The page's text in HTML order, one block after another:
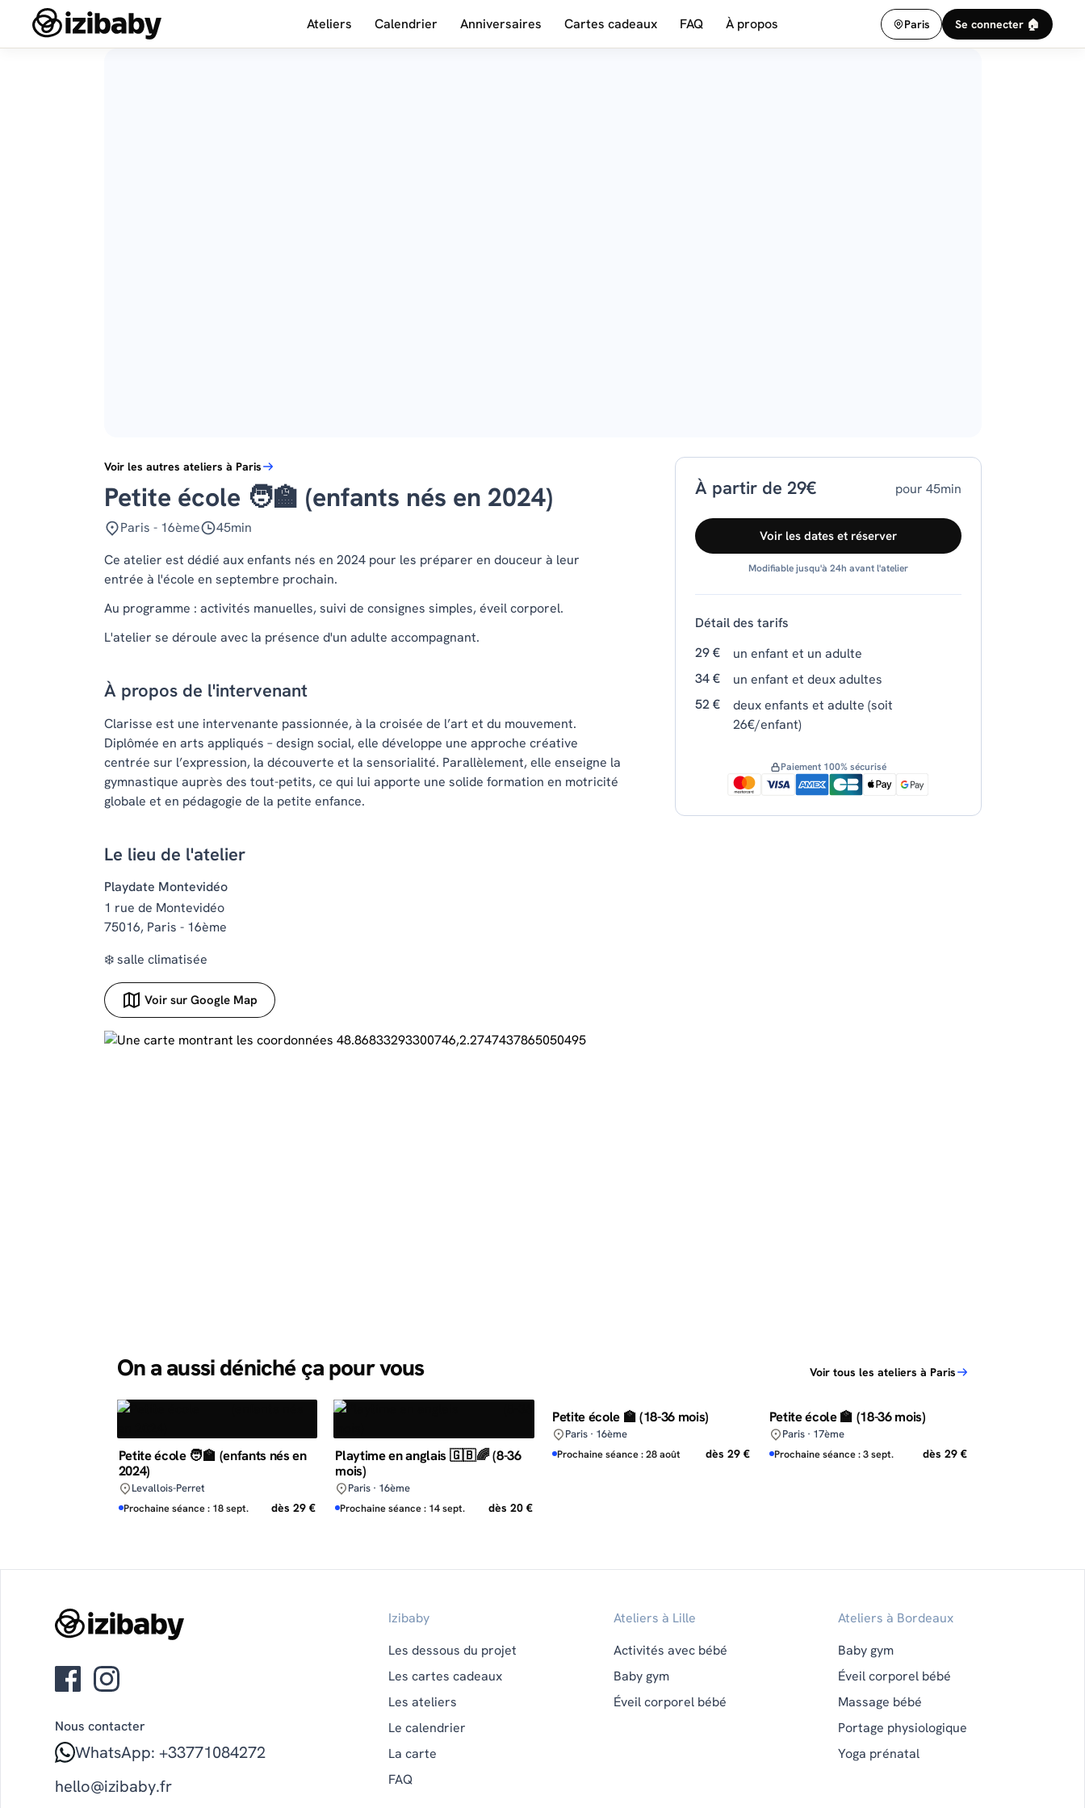
Ateliers Calendrier Anniversaires Cartes cadeaux FAQ À propos Paris Se connecter 🏠
Voir les autres ateliers à Paris
Petite école 🧑‍🏫 (enfants nés en 2024)
Paris - 16ème
45min
Ce atelier est dédié aux enfants nés en 2024 pour les préparer en douceur à leur
entrée à l'école en septembre prochain.
Au programme : activités manuelles, suivi de consignes simples, éveil corporel.
L'atelier se déroule avec la présence d'un adulte accompagnant.
À propos de l'intervenant
Clarisse est une intervenante passionnée, à la croisée de l’art et du mouvement.
Diplômée en arts appliqués – design social, elle développe une approche créative
centrée sur l’expression, la découverte et la sensorialité. Parallèlement, elle enseigne la
gymnastique auprès des tout-petits, ce qui lui apporte une solide formation en motricité
globale et en pédagogie de la petite enfance.
Le lieu de l'atelier
Playdate Montevidéo
1 rue de Montevidéo
75016, Paris - 16ème
❄️ salle climatisée
Voir sur Google Map
À partir de 29€ pour 45min
Voir les dates et réserver
Modifiable jusqu'à 24h avant l'atelier
Détail des tarifs
29 €
un enfant et un adulte
34 €
un enfant et deux adultes
52 €
deux enfants et adulte (soit
26€/enfant)
Paiement 100% sécurisé
On a aussi déniché ça pour vous Voir tous les ateliers à Paris
Petite école 🧑‍🏫 (enfants nés en
2024)
Levallois-Perret
Prochaine séance : 18 sept.
dès 29 €
Playtime en anglais 🇬🇧🌈 (8-36
mois)
Paris · 16ème
Prochaine séance : 14 sept.
dès 20 €
Petite école 🏫 (18-36 mois)
Paris · 16ème
Prochaine séance : 28 août
dès 29 €
Petite école 🏫 (18-36 mois)
Paris · 17ème
Prochaine séance : 3 sept.
dès 29 €
Nous contacter
WhatsApp: +33771084272
hello@izibaby.fr
Izibaby
Les dessous du projet
Les cartes cadeaux
Les ateliers
Le calendrier
La carte
FAQ
Ateliers à Lille
Activités avec bébé
Baby gym
Éveil corporel bébé
Ateliers à Bordeaux
Baby gym
Éveil corporel bébé
Massage bébé
Portage physiologique
Yoga prénatal